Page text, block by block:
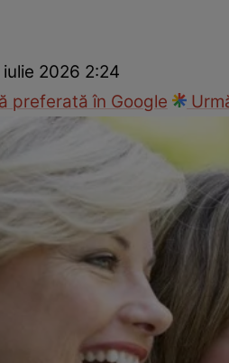
2026 2:24
preferată în Google